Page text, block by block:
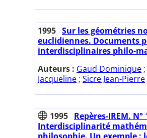
1995 Sur les géométries
euclidiennes. Documents
interdisciplinaires philo-
Auteurs : Gaud Dominique ;
Jacqueline ; Sicre Jean-Pierre
1995 Repères-IREM. N°
Interdisciplinarité